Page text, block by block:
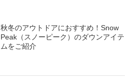
秋冬のアウトドアにおすすめ！Snow
Peak（スノーピーク）のダウンアイテ
ムをご紹介